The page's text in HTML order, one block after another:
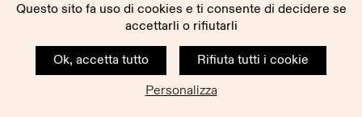
Questo sito fa uso di cookies e ti consente di decidere se
accettarli o rifiutarli
Ok, accetta tutto
Rifiuta tutti i cookie
Personalizza